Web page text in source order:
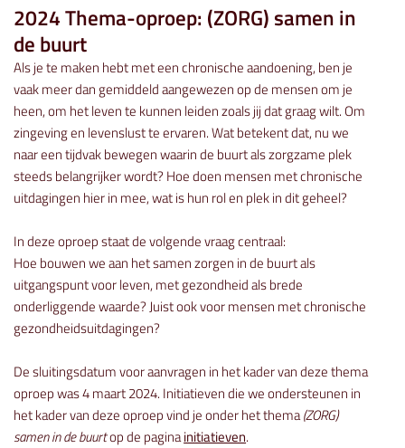
2024 Thema-oproep: (ZORG) samen in
de buurt
Als je te maken hebt met een chronische aandoening, ben je
vaak meer dan gemiddeld aangewezen op de mensen om je
heen, om het leven te kunnen leiden zoals jij dat graag wilt. Om
zingeving en levenslust te ervaren. Wat betekent dat, nu we
naar een tijdvak bewegen waarin de buurt als zorgzame plek
steeds belangrijker wordt? Hoe doen mensen met chronische
uitdagingen hier in mee, wat is hun rol en plek in dit geheel?
In deze oproep staat de volgende vraag centraal:
Hoe bouwen we aan het samen zorgen in de buurt als
uitgangspunt voor leven, met gezondheid als brede
onderliggende waarde? Juist ook voor mensen met chronische
gezondheidsuitdagingen?
De sluitingsdatum voor aanvragen in het kader van deze thema
oproep was 4 maart 2024. Initiatieven die we ondersteunen in
het kader van deze oproep vind je onder het thema(ZORG)
samen in de buurtop de paginainitiatieven.